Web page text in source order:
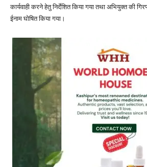
कार्यवाही करने हेतु निर्देशित किया गया तथा अभियुक्त की
ईनाम घोषित किया गया।